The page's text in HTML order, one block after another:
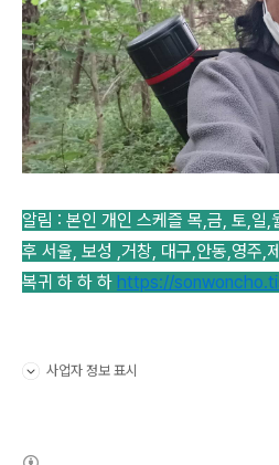
알림 : 본인 개인 스케즐 목,금, 토,일
후 서울, 보성 ,거창, 대구,안동,영주,
복귀 하 하 하 https://
사업자 정보 표시